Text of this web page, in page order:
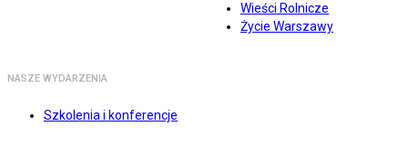
Wieści Rolnicze
Życie Warszawy
NASZE WYDARZENIA
Szkolenia i konferencje